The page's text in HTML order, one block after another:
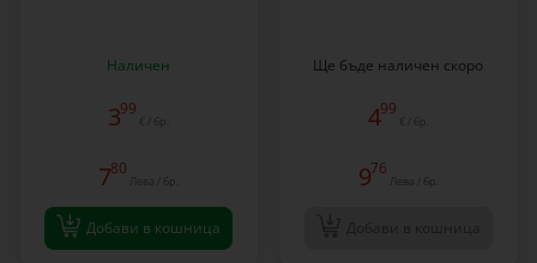
Наличен
399
€ / бр.
780
Лева / бр.
Добави в кошница
Ще бъде наличен скоро
499
€ / бр.
976
Лева / бр.